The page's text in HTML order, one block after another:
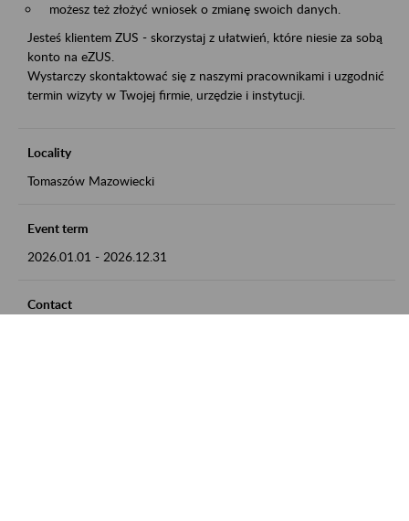
możesz też złożyć wniosek o zmianę swoich danych.
Jesteś klientem ZUS - skorzystaj z ułatwień, które niesie za sobą
konto na eZUS.
Wystarczy skontaktować się z naszymi pracownikami i uzgodnić
termin wizyty w Twojej firmie, urzędzie i instytucji.
Locality
Tomaszów Mazowiecki
Event term
2026.01.01 - 2026.12.31
Contact